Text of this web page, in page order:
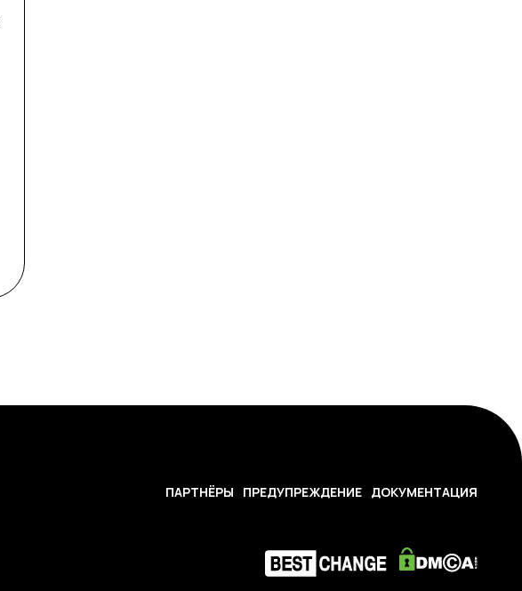
ПАРТНЁРЫ ПРЕДУПРЕЖДЕНИЕ ДОКУМЕНТАЦИЯ